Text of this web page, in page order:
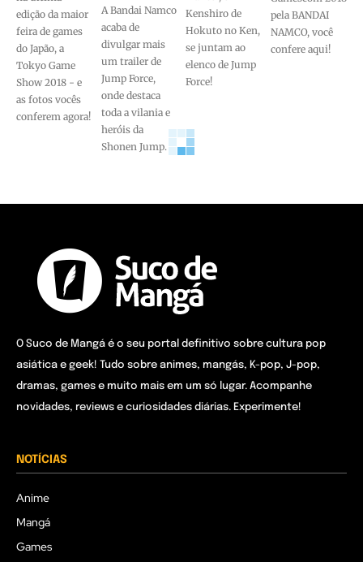
edição da maior
feira de games
do Japão, a
Tokyo Game
Show 2018 - e
as fotos vocês
conferem agora!
A Bandai Namco
acaba de
divulgar mais
um trailer de
Jump Force,
onde destaca
toda a vilania e
heróis da
Shonen Jump.
Kenshiro de
Hokuto no Ken,
se juntam ao
elenco de Jump
Force!
pela BANDAI
NAMCO, você
confere aqui!
O Suco de Mangá é o seu portal definitivo sobre cultura pop
asiática e geek! Tudo sobre animes, mangás, K-pop, J-pop,
dramas, games e muito mais em um só lugar. Acompanhe
novidades, reviews e curiosidades diárias. Experimente!
NOTÍCIAS
Anime
Mangá
Games